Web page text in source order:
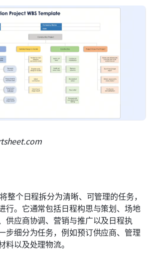
整个日程拆分为清晰、可管理的任务，
行。它通常包括日程构思与策划、场地
供应商协调、营销与推广以及日程执
步细分为任务，例如预订供应商、管理
料以及处理物流。